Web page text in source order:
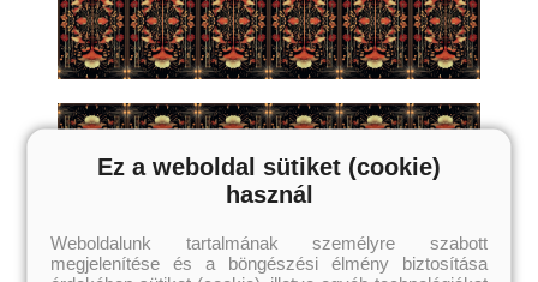
Ez a weboldal sütiket (cookie)
használ
Weboldalunk tartalmának személyre szabott
megjelenítése és a böngészési élmény biztosítása